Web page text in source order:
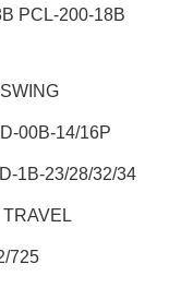
PCL-200-18B
00B-14/16P
1B-23/28/32/34
725